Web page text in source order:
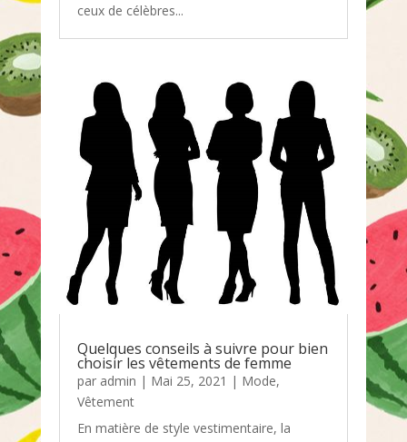
ceux de célèbres...
Quelques conseils à suivre pour bien
choisir les vêtements de femme
par admin | Mai 25, 2021 | Mode,
Vêtement
En matière de style vestimentaire, la